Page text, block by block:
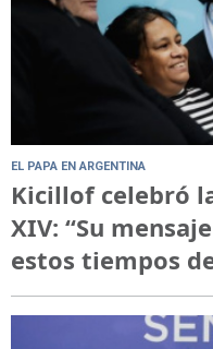
EL PAPA EN ARGENTINA
Kicillof celebró
XIV: “Su
estos tiempos